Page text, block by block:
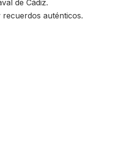
de Cádiz.
auténticos.